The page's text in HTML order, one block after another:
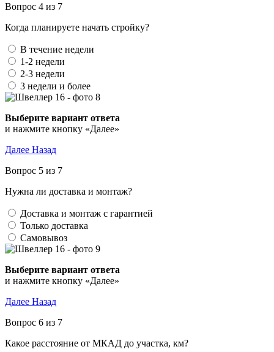
Вопрос 4 из 7
Когда планируете начать стройку?
В течение недели
1-2 недели
2-3 недели
3 недели и более
Выберите вариант ответа
и нажмите кнопку «Далее»
Далее Назад
Вопрос 5 из 7
Нужна ли доставка и монтаж?
Доставка и монтаж с гарантией
Только доставка
Самовывоз
Выберите вариант ответа
и нажмите кнопку «Далее»
Далее Назад
Вопрос 6 из 7
Какое расстояние от МКАД до участка, км?